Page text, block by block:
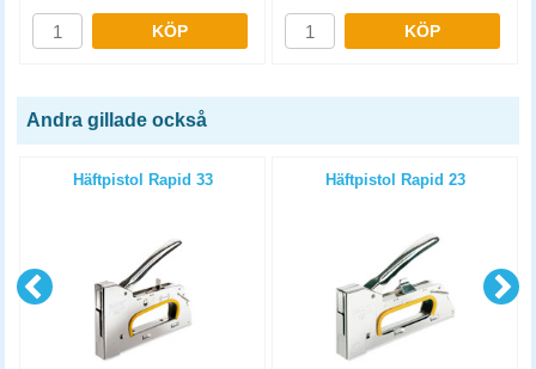
KÖP KÖP
Andra gillade också
Häftpistol Rapid 33 Häftpistol Rapid 23